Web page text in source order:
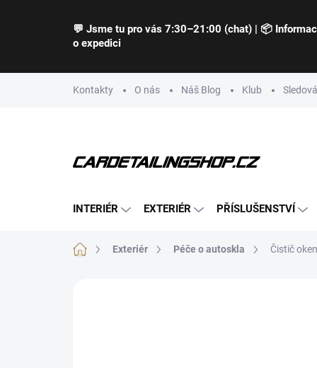
💬 Jsme tu pro vás 7:30–21:00 (chat) | 📦
o expedici
Kontakty O nás Náš Blog Klub
INTERIÉR EXTERIÉR PŘÍSLUŠENSTVÍ
Domů Exteriér Péče o autoskla Čistič